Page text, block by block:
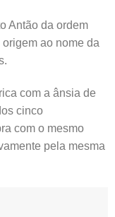
Antão da ordem
ao nome da
com a ânsia de
cinco
com o mesmo
pela mesma